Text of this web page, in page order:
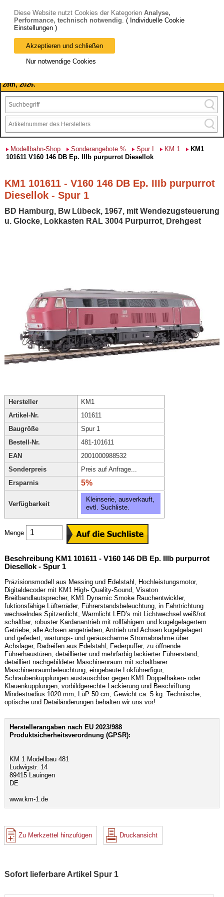
Bitte beachten Sie: wir machen Betriebsferien, vom 03. bis 28.
August 2026 haben wir geschlossen.
28th, 2026.
Modellbahn-Shop Sonderangebote % Spur I KM 1
KM1
101611 V160 146 DB Ep. IIIb purpurrot Diesellok
KM1 101611 - V160 146 DB Ep. IIIb purpurrot
Diesellok - Spur 1
BD Hamburg, Bw Lübeck, 1967, mit Wendezugsteuerung
u. Glocke, Lokkasten RAL 3004 Purpurrot, Drehgest
Hersteller
KM1
Artikel-Nr.
101611
Baugröße
Spur 1
Bestell-Nr.
481-101611
EAN
2001000988532
Sonderpreis
Preis auf Anfrage...
Ersparnis
5%
Verfügbarkeit
Kleinserie, ausverkauft,
evtl. Suchliste.
Menge
Beschreibung KM1 101611 - V160 146 DB Ep. IIIb purpurrot
Diesellok - Spur 1
Präzisionsmodell aus Messing und Edelstahl, Hochleistungsmotor,
Digitaldecoder mit KM1 High- Quality-Sound, Visaton
Breitbandlautsprecher, KM1 Dynamic Smoke Rauchentwickler,
fuktionsfähige Lüfterräder, Führerstandsbeleuchtung, in Fahrtrichtung
wechselndes Spitzenlicht, Warmlicht LED’s mit Lichtwechsel weiß/rot
schaltbar, robuster Kardanantrieb mit rollfähigem und kugelgelagertem
Getriebe, alle Achsen angetrieben, Antrieb und Achsen kugelgelagert
und gefedert, wartungs- und geräuscharme Stromabnahme über
Achslager, Radreifen aus Edelstahl, Federpuffer, zu öffnende
Führerhaustüren, detaillierter und mehrfarbig lackierter Führerstand,
detailliert nachgebildeter Maschinenraum mit schaltbarer
Maschinenraumbeleuchtung, eingebaute Lokführerfigur,
Schraubenkupplungen austauschbar gegen KM1 Doppelhaken- oder
Klauenkupplungen, vorbildgerechte Lackierung und Beschriftung.
Mindestradius 1020 mm, LüP 50 cm, Gewicht ca. 5 kg. Technische,
optische und Detailänderungen behalten wir uns vor!
Herstellerangaben nach EU 2023/988
Produktsicherheitsverordnung (GPSR):
KM 1 Modellbau 481
Ludwigstr. 14
89415 Lauingen
DE
www.km-1.de
Zu Merkzettel hinzufügen Druckansicht
Sofort lieferbare Artikel Spur 1
Diese Website nutzt Cookies der Kategorien Analyse,
Performance, technisch notwendig. ( Individuelle Cookie
Einstellungen )
Akzeptieren und schließen
Nur notwendige Cookies